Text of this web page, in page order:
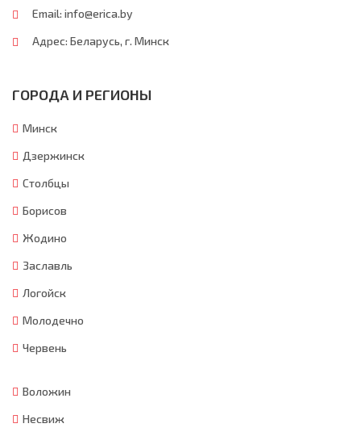
Email: info@erica.by
Адрес: Беларусь, г. Минск
ГОРОДА И РЕГИОНЫ
Минск
Дзержинск
Столбцы
Борисов
Жодино
Заславль
Логойск
Молодечно
Червень
Воложин
Несвиж